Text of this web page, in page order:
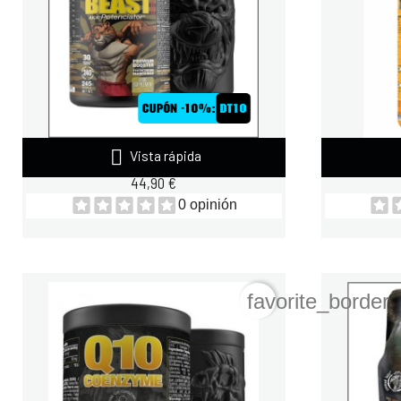
 Vista rápida
ZOOMAD WILD BEAST 240 TABLETAS
44,90 €
0 opinión
favorite_border